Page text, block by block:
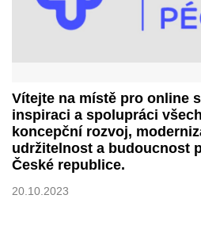
Vítejte na místě pro online
inspiraci a spolupráci
koncepční rozvoj,
udržitelnost a budoucnost
České republice.
20.10.2023